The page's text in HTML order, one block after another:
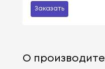
Заказать
О